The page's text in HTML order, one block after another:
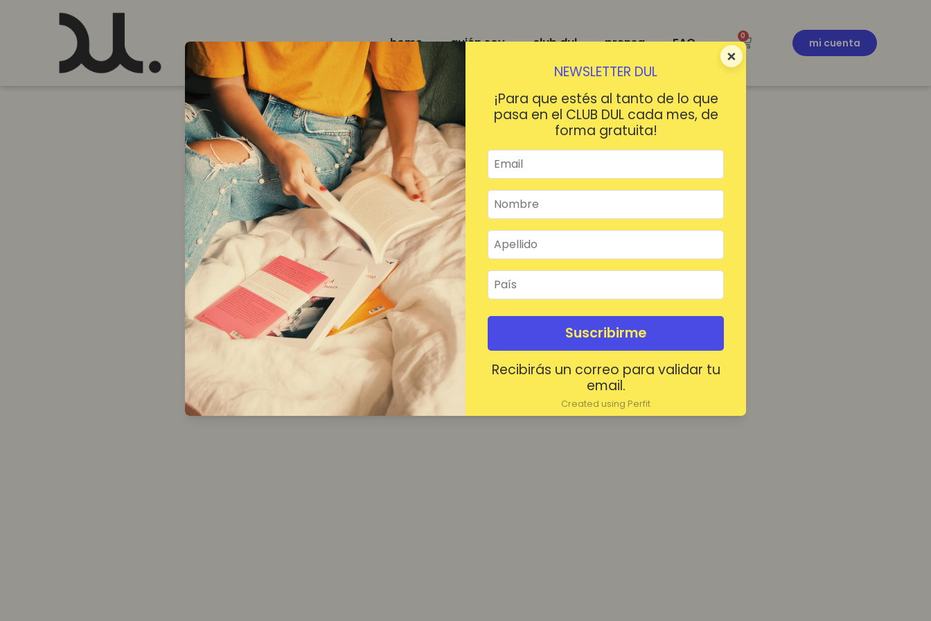
×
NEWSLETTER DUL
¡Para que estés al tanto de lo que
pasa en el CLUB DUL cada mes, de
forma gratuita!
Suscribirme
Recibirás un correo para validar tu
email.
Created using Perfit
home quién soy club dul prensa FAQ 0
mi cuenta
¡HOLA!
Mantenerme conectado ¿Contraseña olvidada?
Acceder